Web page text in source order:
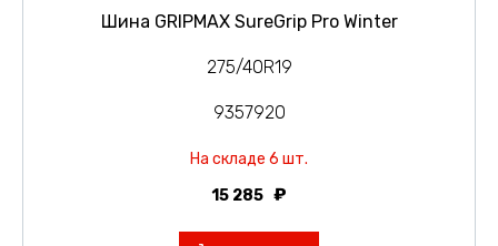
Шина GRIPMAX SureGrip Pro Winter
275/40R19
9357920
На складе 6 шт.
15 285